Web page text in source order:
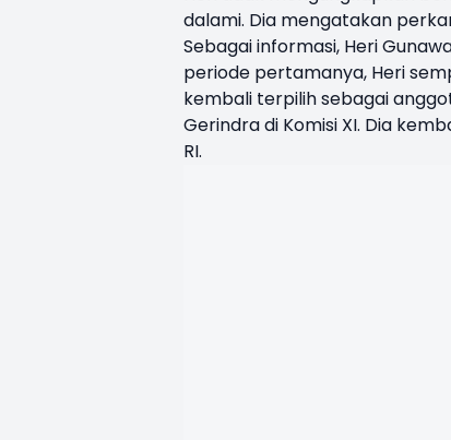
dalami. Dia mengatakan
Sebagai informasi, Heri
periode pertamanya, Heri
kembali terpilih sebagai
Gerindra di Komisi XI. Dia
RI.